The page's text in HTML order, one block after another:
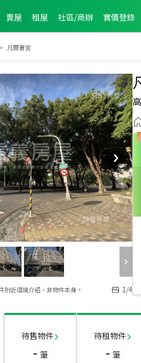
賣屋 租屋 社區/商辦 實價登錄
凡爾賽宮
附近環境介紹，非物件本身。 1/4
區業績TOP3 2024年12月區成件TOP2
待售物件
- 筆
待租物件
- 筆